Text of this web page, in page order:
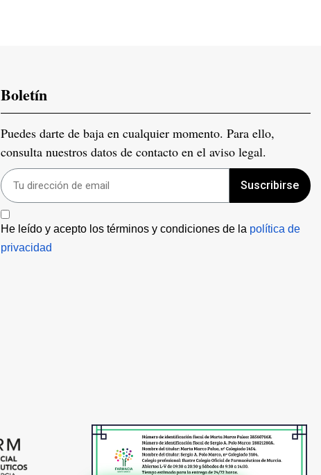
Boletín
Puedes darte de baja en cualquier momento. Para ello,
consulta nuestros datos de contacto en el aviso legal.
Suscribirse
He leído y acepto los términos y condiciones de la política de
privacidad